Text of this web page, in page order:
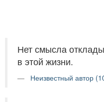
Нет смысла
в этой жизни.
Неизвестный автор